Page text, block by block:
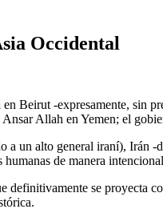
Occidental
Beirut -expresamente, sin
Allah en Yemen; el
un alto general iraní), Irán
de manera
definitivamente se proyecta